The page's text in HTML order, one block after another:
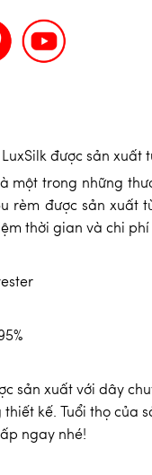
được sản xuất
một trong những
rèm được sản xuất
thời gian và chi
sản xuất với dây
kế. Tuổi thọ của
ngay nhé!